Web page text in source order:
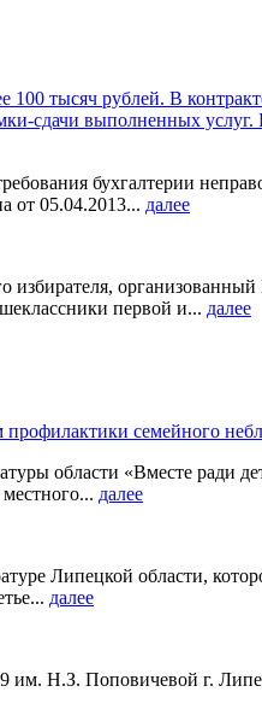
тысяч рублей. В
сдачи выполненных
бухгалтерии
от 05.04.2013... далее
избирателя,
первой и... далее
семейного
области «Вместе ради
далее
Липецкой области,
далее
Н.З. Поповичевой г.